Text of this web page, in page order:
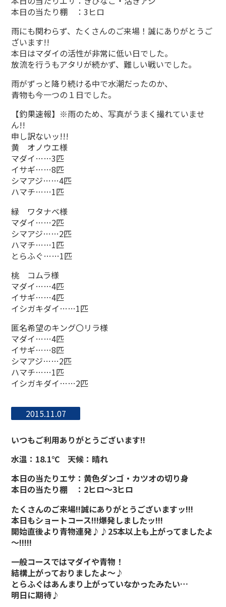
本日の当たり棚 ：3ヒロ
雨にも関わらず、たくさんのご来場！誠にありがとうご
ざいます!!
本日はマダイの活性が非常に低い日でした。
放流を行うもアタリが続かず、難しい戦いでした。
雨がずっと降り続ける中で水潮だったのか、
青物も今一つの１日でした。
【釣果速報】※雨のため、写真がうまく撮れていませ
ん!!
申し訳ないッ!!!
黄 オノウエ様
マダイ……3匹
イサギ……8匹
シマアジ……4匹
ハマチ……1匹
緑 ワタナベ様
マダイ……2匹
シマアジ……2匹
ハマチ……1匹
とらふぐ……1匹
桃 コムラ様
マダイ……4匹
イサギ……4匹
イシガキダイ……1匹
匿名希望のキング〇リラ様
マダイ……4匹
イサギ……8匹
シマアジ……2匹
ハマチ……1匹
イシガキダイ……2匹
2015.11.07
いつもご利用ありがとうございます!!
水温：18.1℃ 天候：晴れ
本日の当たりエサ：黄色ダンゴ・カツオの切り身
本日の当たり棚 ：2ヒロ～3ヒロ
たくさんのご来場!!誠にありがとうございますッ!!!
本日もショートコース!!!爆発しましたッ!!!
開始直後より青物連発♪♪25本以上も上がってましたよ
～!!!!!
一般コースではマダイや青物！
結構上がっておりましたよ～♪
とらふぐはあんまり上がっていなかったみたい…
明日に期待♪